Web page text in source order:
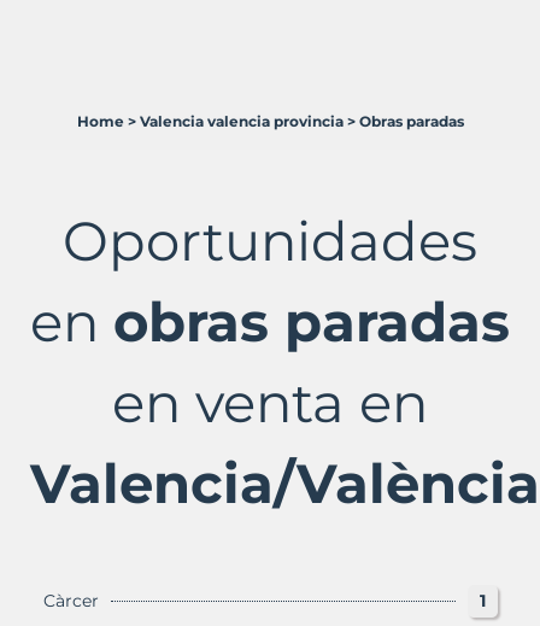
Valencia/València
Provincia
Murbalands
Home > Valencia valencia provincia > Obras paradas
Oportunidades
en obras paradas
en venta en
Valencia/València
Càrcer 1